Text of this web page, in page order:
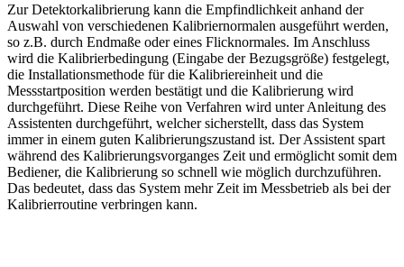
Zur Detektorkalibrierung kann die Empfindlichkeit anhand der
Auswahl von verschiedenen Kalibriernormalen ausgeführt werden,
so z.B. durch Endmaße oder eines Flicknormales. Im Anschluss
wird die Kalibrierbedingung (Eingabe der Bezugsgröße) festgelegt,
die Installationsmethode für die Kalibriereinheit und die
Messstartposition werden bestätigt und die Kalibrierung wird
durchgeführt. Diese Reihe von Verfahren wird unter Anleitung des
Assistenten durchgeführt, welcher sicherstellt, dass das System
immer in einem guten Kalibrierungszustand ist. Der Assistent spart
während des Kalibrierungsvorganges Zeit und ermöglicht somit dem
Bediener, die Kalibrierung so schnell wie möglich durchzuführen.
Das bedeutet, dass das System mehr Zeit im Messbetrieb als bei der
Kalibrierroutine verbringen kann.